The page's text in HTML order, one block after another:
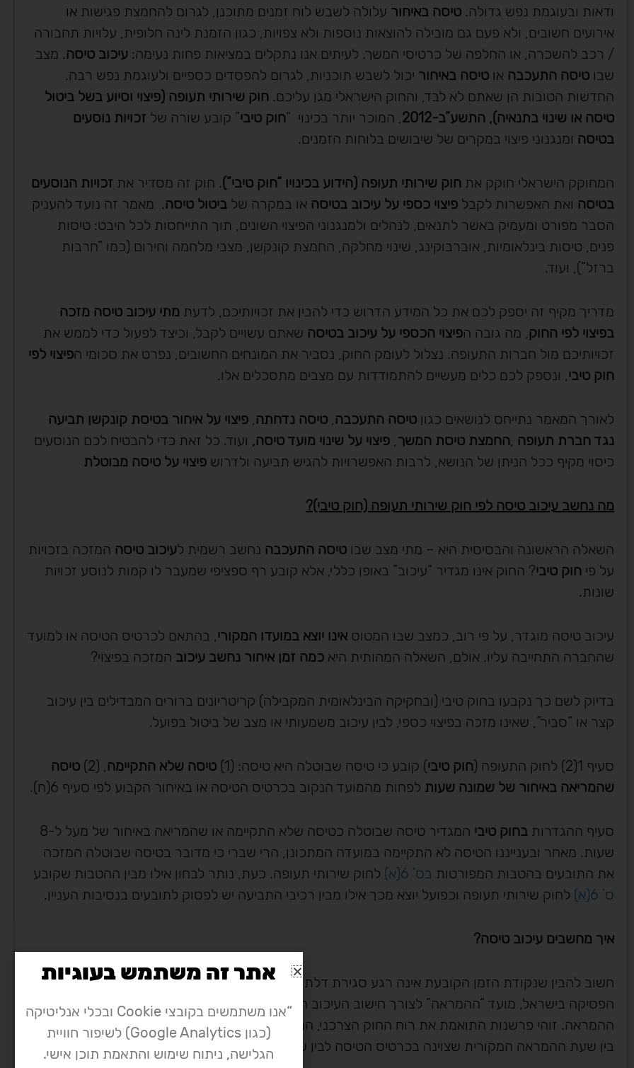
ודאות ובעוגמת נפש גדולה. טיסה באיחור עלולה לשבש לוח זמנים מתוכנן, לגרום להחמצת פגישות או
אירועים חשובים, ולא פעם גם מובילה להוצאות נוספות ולא צפויות, כגון הזמנת לינה חלופית, עלויות תחבורה
/ רכב להשכרה, או החלפה של כרטיסי המשך. לעיתים אנו נתקלים במציאות פחות נעימה: עיכוב טיסה. מצב
שבו טיסה התעכבה או טיסה באיחור יכול לשבש תוכניות, לגרום להפסדים כספיים ולעוגמת נפש רבה.
החדשות הטובות הן שאתם לא לבד, והחוק הישראלי מגן עליכם. חוק שירותי תעופה (פיצוי וסיוע בשל ביטול
טיסה או שינוי בתנאיה), התשע”ב-2012
, המוכר יותר בכינוי “חוק טיבי” קובע שורה של זכויות נוסעים
בטיסה ומנגנוני פיצוי במקרים של שיבושים בלוחות הזמנים.
המחוקק הישראלי חוקק את חוק שירותי תעופה (הידוע בכינויו “חוק טיבי”). חוק זה מסדיר את זכויות הנוסעים
בטיסה ואת האפשרות לקבל פיצוי כספי על עיכוב בטיסה או במקרה של ביטול טיסה. מאמר זה נועד להעניק
הסבר מפורט ומעמיק באשר לתנאים, לנהלים ולמנגנוני הפיצוי השונים, תוך התייחסות לכל היבט: טיסות
פנים, טיסות בינלאומיות, אוברבוקינג, שינוי מחלקה, החמצת קונקשן, מצבי מלחמה וחירום (כמו “חרבות
ברזל”), ועוד.
מדריך מקיף זה יספק לכם את כל המידע הדרוש כדי להבין את זכויותיכם, לדעת מתי עיכוב טיסה מזכה
בפיצוי לפי החוק, מה גובה הפיצוי הכספי על עיכוב בטיסה שאתם עשויים לקבל, וכיצד לפעול כדי לממש את
זכויותיכם מול חברות התעופה. נצלול לעומק החוק, נסביר את המונחים החשובים, נפרט את סכומי הפיצוי לפי
חוק טיבי, ונספק לכם כלים מעשיים להתמודדות עם מצבים מתסכלים אלו.
לאורך המאמר נתייחס לנושאים כגון טיסה התעכבה, טיסה נדחתה, פיצוי על איחור בטיסת קונקשן תביעה
נגד חברת תעופה ,החמצת טיסת המשך, פיצוי על שינוי מועד טיסה, ועוד. כל זאת כדי להבטיח לכם הנוסעים
כיסוי מקיף ככל הניתן של הנושא, לרבות האפשרויות להגיש תביעה ולדרוש פיצוי על טיסה מבוטלת
מה נחשב עיכוב טיסה לפי חוק שירותי תעופה (חוק טיבי)?
השאלה הראשונה והבסיסית היא – מתי מצב שבו טיסה התעכבה נחשב רשמית לעיכוב טיסה המזכה בזכויות
על פי חוק טיבי? החוק אינו מגדיר “עיכוב” באופן כללי, אלא קובע רף ספציפי שמעבר לו קמות לנוסע זכויות
שונות.
עיכוב טיסה מוגדר, על פי רוב, כמצב שבו המטוס אינו יוצא במועדו המקורי, בהתאם לכרטיס הטיסה או למועד
שהחברה התחייבה עליו. אולם, השאלה המהותית היא כמה זמן איחור נחשב עיכוב המזכה בפיצוי?
בדיוק לשם כך נקבעו בחוק טיבי (ובחקיקה הבינלאומית המקבילה) קריטריונים ברורים המבדילים בין עיכוב
קצר או “סביר”, שאינו מזכה בפיצוי כספי, לבין עיכוב משמעותי או מצב של ביטול בפועל.
סעיף 1(2) לחוק התעופה ( חוק טיבי) קובע כי טיסה שבוטלה היא טיסה: (1) טיסה שלא התקיימה, (2)
טיסה
שהמריאה באיחור של שמונה שעות לפחות מהמועד הנקוב בכרטיס הטיסה או באיחור הקבוע לפי סעיף 6(ח).
סעיף ההגדרות בחוק טיבי
המגדיר טיסה שבוטלה כטיסה שלא התקיימה או שהמריאה באיחור של מעל ל-8
שעות. מאחר ובענייננו הטיסה לא התקיימה במועדה המתכונן, הרי שברי כי מדובר בטיסה שבוטלה המזכה
את התובעים בהטבות המפורטות בס’ 6(א)
לחוק שירותי תעופה. כעת, נותר לבחון אילו מבין ההטבות שקובע
ס’ 6(א)
לחוק שירותי תעופה וכפועל יוצא מכך אילו מבין רכיבי התביעה יש לפסוק לתובעים בנסיבות העניין.
איך מחשבים עיכוב טיסה?
חשוב להבין שנקודת הזמן הקובעת אינה רגע סגירת דלתות המטוס או תחילת ההסעה על המסלול. על פי
הפסיקה בישראל, מועד “ההמראה” לצורך חישוב העיכוב הוא הרגע שבו גלגלי המטוס ניתקים פיזית ממסלול
ההמראה. זוהי פרשנות התואמת את רוח החוק הצרכני, המבקש להגן על הנוסע. לכן, ההשוואה תמיד תהיה
בין שעת ההמראה המקורית שצוינה בכרטיס הטיסה לבין שעת ההמראה בפועל (ניתוק הגלגלים).
אתר זה משתמש בעוגיות
“אנו משתמשים בקובצי Cookie ובכלי אנליטיקה
(כגון Google Analytics) לשיפור חוויית
הגלישה, ניתוח שימוש והתאמת תוכן אישי.